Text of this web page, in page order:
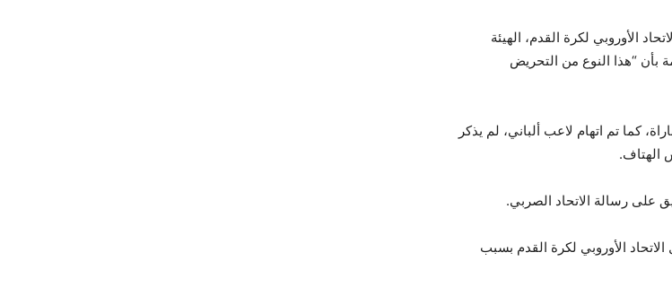
الأوروبي لكرة القدم، الهيئة
بأن “هذا النوع من التحريض
الوقت المحدد لسماع الهتاف، وهو الدقيقة 58 من المباراة، كما تم اتهام لاعب ألباني، لم يذكر
الهتاف.
الأوروبي لكرة القدم بسبب